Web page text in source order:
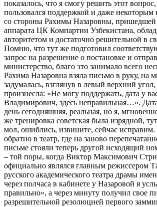
показалось, что я смогу решить этот
пользовался поддержкой и даже некоторым
со стороны Рахимы Назаровны, пришедшей
аппарата ЦК Компартии Узбекистана,
авторитетом и достаточно решительной в
Помню, что тут же подготовил
запрос на разрешение о постановке и
министерство, благо это занимало всего
Рахима Назаровна взяла письмо в руку, на
задумалась, взглянув в левый верхний
произнесла: «Не могу поддержать, дата у
Владимирович, здесь неправильная…».
день сегодняшняя, реальная, но я,
же тренировка советская была изрядной,
мол, ошиблись, извините, сейчас
обратно в театр, где на заново
письме стояли теперь другой исходящий
– той поры, когда Виктор Максимович
официально являлся главным режиссером
русского академического театра драмы
через полчаса в кабинете у Назаровой я
правильно», а через минуту получил свое
разрешительной резолюцией первого